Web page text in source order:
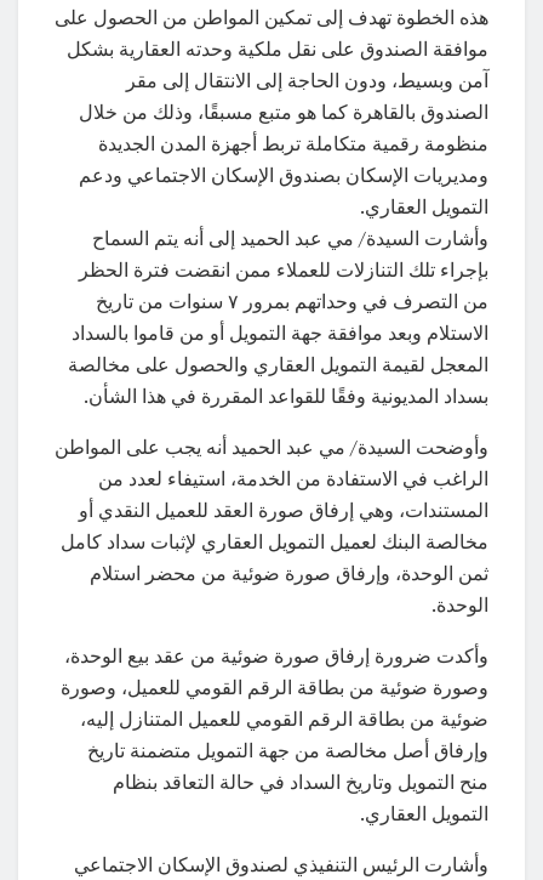
هذه الخطوة تهدف إلى تمكين المواطن من الحصول على
موافقة الصندوق على نقل ملكية وحدته العقارية بشكل
آمن وبسيط، ودون الحاجة إلى الانتقال إلى مقر
الصندوق بالقاهرة كما هو متبع مسبقًا، وذلك من خلال
منظومة رقمية متكاملة تربط أجهزة المدن الجديدة
ومديريات الإسكان بصندوق الإسكان الاجتماعي ودعم
التمويل العقاري.
وأشارت السيدة/ مي عبد الحميد إلى أنه يتم السماح
بإجراء تلك التنازلات للعملاء ممن انقضت فترة الحظر
من التصرف في وحداتهم بمرور ٧ سنوات من تاريخ
الاستلام وبعد موافقة جهة التمويل أو من قاموا بالسداد
المعجل لقيمة التمويل العقاري والحصول على مخالصة
بسداد المديونية وفقًا للقواعد المقررة في هذا الشأن.
وأوضحت السيدة/ مي عبد الحميد أنه يجب على المواطن
الراغب في الاستفادة من الخدمة، استيفاء لعدد من
المستندات، وهي إرفاق صورة العقد للعميل النقدي أو
مخالصة البنك لعميل التمويل العقاري لإثبات سداد كامل
ثمن الوحدة، وإرفاق صورة ضوئية من محضر استلام
الوحدة.
وأكدت ضرورة إرفاق صورة ضوئية من عقد بيع الوحدة،
وصورة ضوئية من بطاقة الرقم القومي للعميل، وصورة
ضوئية من بطاقة الرقم القومي للعميل المتنازل إليه،
وإرفاق أصل مخالصة من جهة التمويل متضمنة تاريخ
منح التمويل وتاريخ السداد في حالة التعاقد بنظام
التمويل العقاري.
وأشارت الرئيس التنفيذي لصندوق الإسكان الاجتماعي